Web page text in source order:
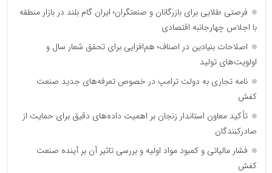
فرصتی طلایی برای بازرگانان و صنعتگران؛ ایران گام بلند در بازار منطقه
با اجلاس چهارجانبه اقتصادی
اصلاحات بنیادین در اصناف؛ هم‌افزایی برای تحقق شعار سال و
اولویت‌های تولید
نامه تجاری به دولت ترامپ در خصوص تعرفه‌های جدید صنعت
کفش
تأکید معاون استاندار زنجان بر اهمیت داده‌های دقیق برای حمایت از
صادرکنندگان
فشار مالیاتی و کمبود مواد اولیه و بررسی تاثیر آن بر آینده صنعت
کفش